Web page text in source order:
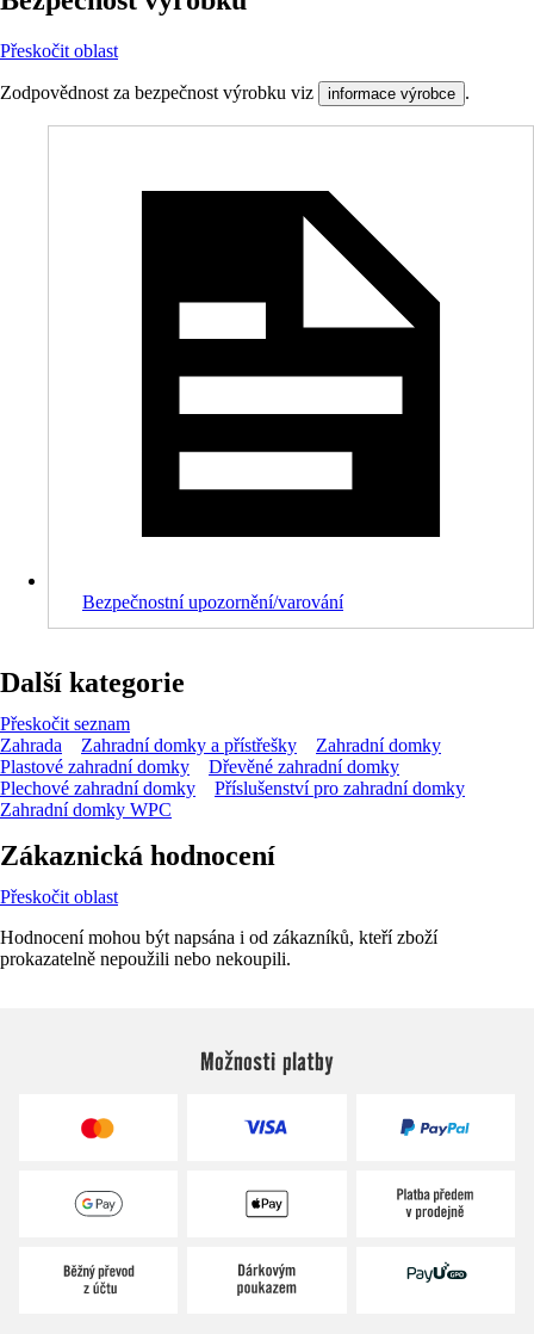
Přeskočit oblast
Zodpovědnost za bezpečnost výrobku viz informace výrobce .
Bezpečnostní upozornění/varování
Další kategorie
Přeskočit seznam
Zahrada
Zahradní domky a přístřešky
Zahradní domky
Plastové zahradní domky
Dřevěné zahradní domky
Plechové zahradní domky
Příslušenství pro zahradní domky
Zahradní domky WPC
Zákaznická hodnocení
Přeskočit oblast
Hodnocení mohou být napsána i od zákazníků, kteří zboží
prokazatelně nepoužili nebo nekoupili.
Možnosti platby